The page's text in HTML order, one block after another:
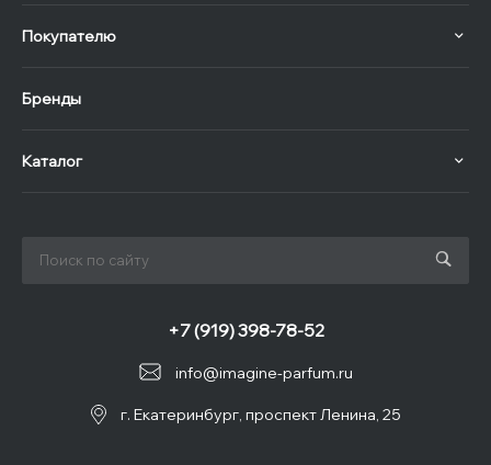
Покупателю
Бренды
Каталог
info@imagine-parfum.ru
+7 (919) 398-78-52
г. Екатеринбург, проспект Ленина, 25